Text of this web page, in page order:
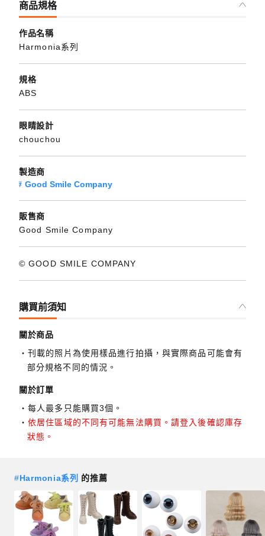
商品規格
作品名稱
Harmonia系列
規格
ABS
眼睛設計
chouchou
製造商
Good Smile Company
販售商
Good Smile Company
© GOOD SMILE COMPANY
購買前須知
關於商品
刊載的照片為使用樣品進行拍攝，與實際商品可能會有
部分規格不同的情況。
關於訂單
每人最多只能購買3個。
依居住區域的不同有可能無法購買。請登入後確認庫存
狀態。
#Harmonia系列 的推薦